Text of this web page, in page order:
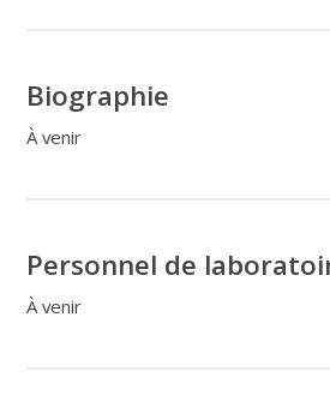
Biographie
À venir
Personnel de
À venir